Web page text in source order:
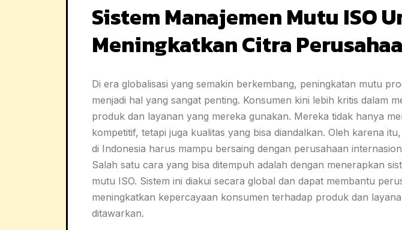
Sistem Manajemen Mutu ISO
Meningkatkan Citra
Di era globalisasi yang semakin berkembang, peningkatan mutu
menjadi hal yang sangat penting. Konsumen kini lebih kritis dalam
produk dan layanan yang mereka gunakan. Mereka tidak hanya
kompetitif, tetapi juga kualitas yang bisa diandalkan. Oleh karena
di Indonesia harus mampu bersaing dengan perusahaan
Salah satu cara yang bisa ditempuh adalah dengan menerapkan
mutu ISO. Sistem ini diakui secara global dan dapat membantu
meningkatkan kepercayaan konsumen terhadap produk dan
ditawarkan.